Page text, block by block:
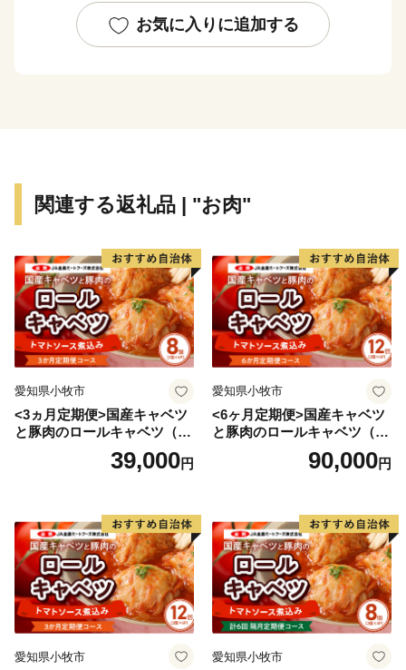
那須を存分に感じていただけるよう、宿泊施設の利用券
をはじめ、レジャー施設利用券、那須和牛、乳製品など
お気に入りに追加する
関連する返礼品 | "お肉"
愛知県小牧市
<3ヵ月定期便>国産キャベツ
と豚肉のロールキャベツ（4P
39,000円
愛知県小牧市
<6ヶ月定期便>国産キャベツ
と豚肉のロールキャベツ（6P
90,000円
愛知県小牧市 愛知県小牧市